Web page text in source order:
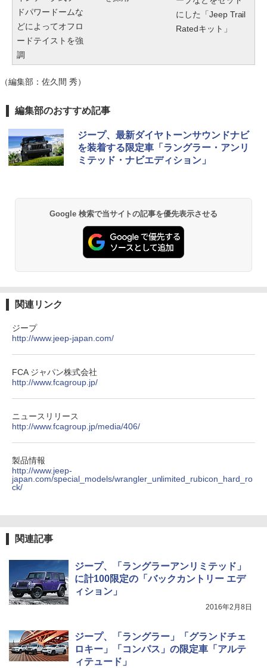
ドパワードームな
どによってオフロ
ードテイストを強
調
にした「Jeep Trail
Ratedキット」
（編集部：佐久間 秀）
編集部のおすすめ記事
ジープ、最新ダイヤトーンサウンドナビ
を装着する限定車「ラングラー・アンリ
ミテッド・ナビエディション」
Google 検索で当サイトの記事を優先表示させる
関連リンク
ジープ
http://www.jeep-japan.com/
FCA ジャパン株式会社
http://www.fcagroup.jp/
ニュースリリース
http://www.fcagroup.jp/media/406/
製品情報
http://www.jeep-
japan.com/special_models/wrangler_unlimited_rubicon_hard_ro
ck/
関連記事
ジープ、「ラングラーアンリミテッド」
に計100限定の「バックカントリー エデ
ィション」
2016年2月8日
ジープ、「ラングラー」「グランドチェ
ロキー」「コンパス」の限定車「アルテ
ィテュード」